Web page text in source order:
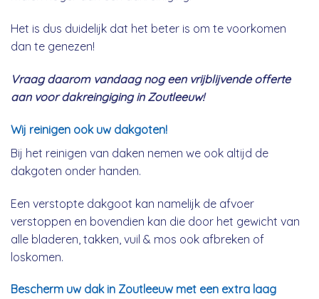
Het is dus duidelijk dat het beter is om te voorkomen
dan te genezen!
Vraag daarom vandaag nog een vrijblijvende offerte
aan voor dakreingiging in Zoutleeuw!
Wij reinigen ook uw dakgoten!
Bij het reinigen van daken nemen we ook altijd de
dakgoten onder handen.
Een verstopte dakgoot kan namelijk de afvoer
verstoppen en bovendien kan die door het gewicht van
alle bladeren, takken, vuil & mos ook afbreken of
loskomen.
Bescherm uw dak in Zoutleeuw met een extra laag